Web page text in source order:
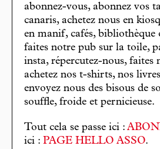
abonnez-vous, abonnez vos
canaris, achetez nous en
en manif, cafés, bibliothèque
faites notre pub sur la toile,
insta, répercutez-nous, faites
achetez nos t-shirts, nos
envoyez nous des bisous de
souffle, froide et pernicieuse.
Tout cela se passe ici :
ici : PAGE HELLO ASSO.